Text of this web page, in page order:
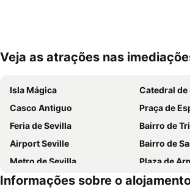
Ampliar mapa
Veja as atrações nas
Isla Mágica
Catedral de
Casco Antiguo
Praça de
Feria de Sevilla
Bairro de
Airport Seville
Bairro de
Metro de Sevilla
Plaza de
Los Remedios
Estación de
Informações sobre o